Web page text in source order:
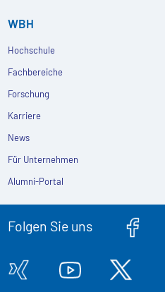
WBH
Hochschule
Fachbereiche
Forschung
Karriere
News
Für Unternehmen
Alumni-Portal
Folgen Sie uns